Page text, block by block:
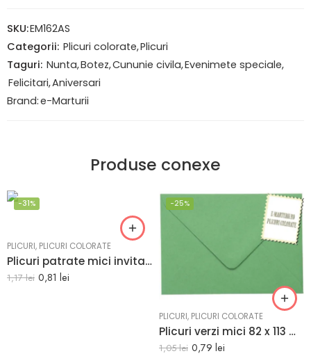
SKU:EM162AS
Categorii: Plicuri colorate,Plicuri
Taguri: Nunta,Botez,Cununie civila,Evenimete speciale,
Felicitari,Aniversari
Brand:e-Marturii
Produse conexe
-31%
PLICURI, PLICURI COLORATE
Plicuri patrate mici invitatii hartie craft reciclata Vintage 130 x 130 mm set 20 buc
1,17lei 0,81 lei
-25%
PLICURI, PLICURI COLORATE
Plicuri verzi mici 82 x 113 mm set 20 buc
1,05lei 0,79 lei